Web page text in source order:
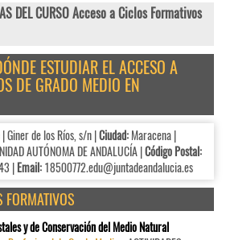
DEL CURSO Acceso a Ciclos Formativos
ESTUDIAR EL ACCESO A
DE GRADO MEDIO EN
| Giner de los Ríos, s/n |Ciudad:Maracena |
AUTÓNOMA DE ANDALUCÍA |Código Postal:
|Email:18500772.edu@juntadeandalucia.es
FORMATIVOS
y de Conservación del Medio Natural